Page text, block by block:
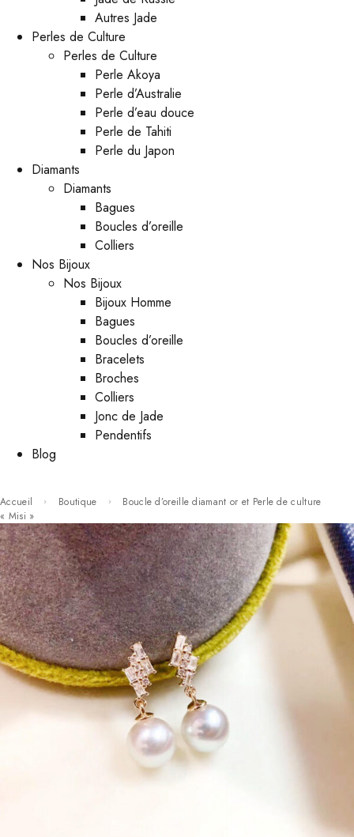
Autres Jade
Perles de Culture
Perles de Culture
Perle Akoya
Perle d’Australie
Perle d’eau douce
Perle de Tahiti
Perle du Japon
Diamants
Diamants
Bagues
Boucles d’oreille
Colliers
Nos Bijoux
Nos Bijoux
Bijoux Homme
Bagues
Boucles d’oreille
Bracelets
Broches
Colliers
Jonc de Jade
Pendentifs
Blog
Accueil Boutique
Boucle d’oreille diamant or et Perle de culture
« Misi »